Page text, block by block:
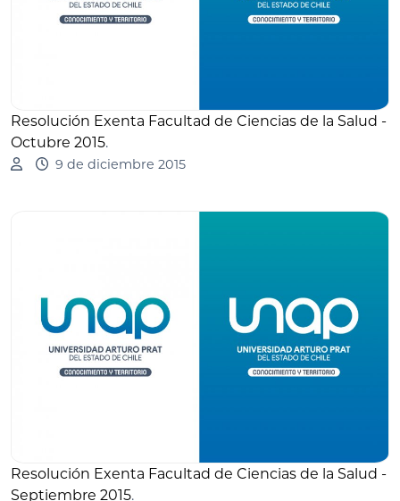
Resolución Exenta Facultad de Ciencias de la Salud -
Octubre 2015.
9 de diciembre 2015
Resolución Exenta Facultad de Ciencias de la Salud -
Septiembre 2015.